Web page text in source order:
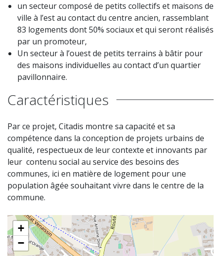
un secteur composé de petits collectifs et maisons de
ville à l’est au contact du centre ancien, rassemblant
83 logements dont 50% sociaux et qui seront réalisés
par un promoteur,
Un secteur à l’ouest de petits terrains à bâtir pour
des maisons individuelles au contact d’un quartier
pavillonnaire.
Caractéristiques
Par ce projet, Citadis montre sa capacité et sa
compétence dans la conception de projets urbains de
qualité, respectueux de leur contexte et innovants par
leur contenu social au service des besoins des
communes, ici en matière de logement pour une
population âgée souhaitant vivre dans le centre de la
commune.
+
−